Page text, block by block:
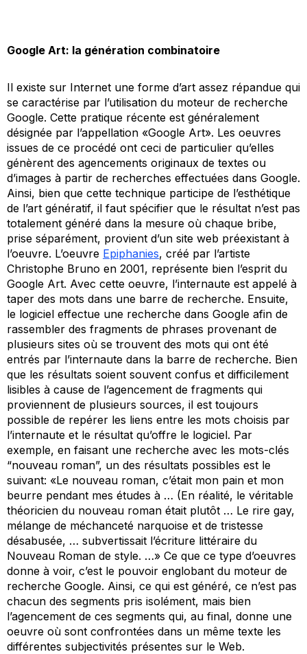
Google Art: la génération combinatoire
Il existe sur Internet une forme d’art assez répandue qui
se caractérise par l’utilisation du moteur de recherche
Google. Cette pratique récente est généralement
désignée par l’appellation «Google Art». Les oeuvres
issues de ce procédé ont ceci de particulier qu’elles
génèrent des agencements originaux de textes ou
d’images à partir de recherches effectuées dans Google.
Ainsi, bien que cette technique participe de l’esthétique
de l’art génératif, il faut spécifier que le résultat n’est pas
totalement généré dans la mesure où chaque bribe,
prise séparément, provient d’un site web préexistant à
l’oeuvre. L’oeuvre Epiphanies, créé par l’artiste
Christophe Bruno en 2001, représente bien l’esprit du
Google Art. Avec cette oeuvre, l’internaute est appelé à
taper des mots dans une barre de recherche. Ensuite,
le logiciel effectue une recherche dans Google afin de
rassembler des fragments de phrases provenant de
plusieurs sites où se trouvent des mots qui ont été
entrés par l’internaute dans la barre de recherche. Bien
que les résultats soient souvent confus et difficilement
lisibles à cause de l’agencement de fragments qui
proviennent de plusieurs sources, il est toujours
possible de repérer les liens entre les mots choisis par
l’internaute et le résultat qu’offre le logiciel. Par
exemple, en faisant une recherche avec les mots-clés
“nouveau roman”, un des résultats possibles est le
suivant: «Le nouveau roman, c’était mon pain et mon
beurre pendant mes études à … (En réalité, le véritable
théoricien du nouveau roman était plutôt … Le rire gay,
mélange de méchanceté narquoise et de tristesse
désabusée, … subvertissait l’écriture littéraire du
Nouveau Roman de style. …» Ce que ce type d’oeuvres
donne à voir, c’est le pouvoir englobant du moteur de
recherche Google. Ainsi, ce qui est généré, ce n’est pas
chacun des segments pris isolément, mais bien
l’agencement de ces segments qui, au final, donne une
oeuvre où sont confrontées dans un même texte les
différentes subjectivités présentes sur le Web.